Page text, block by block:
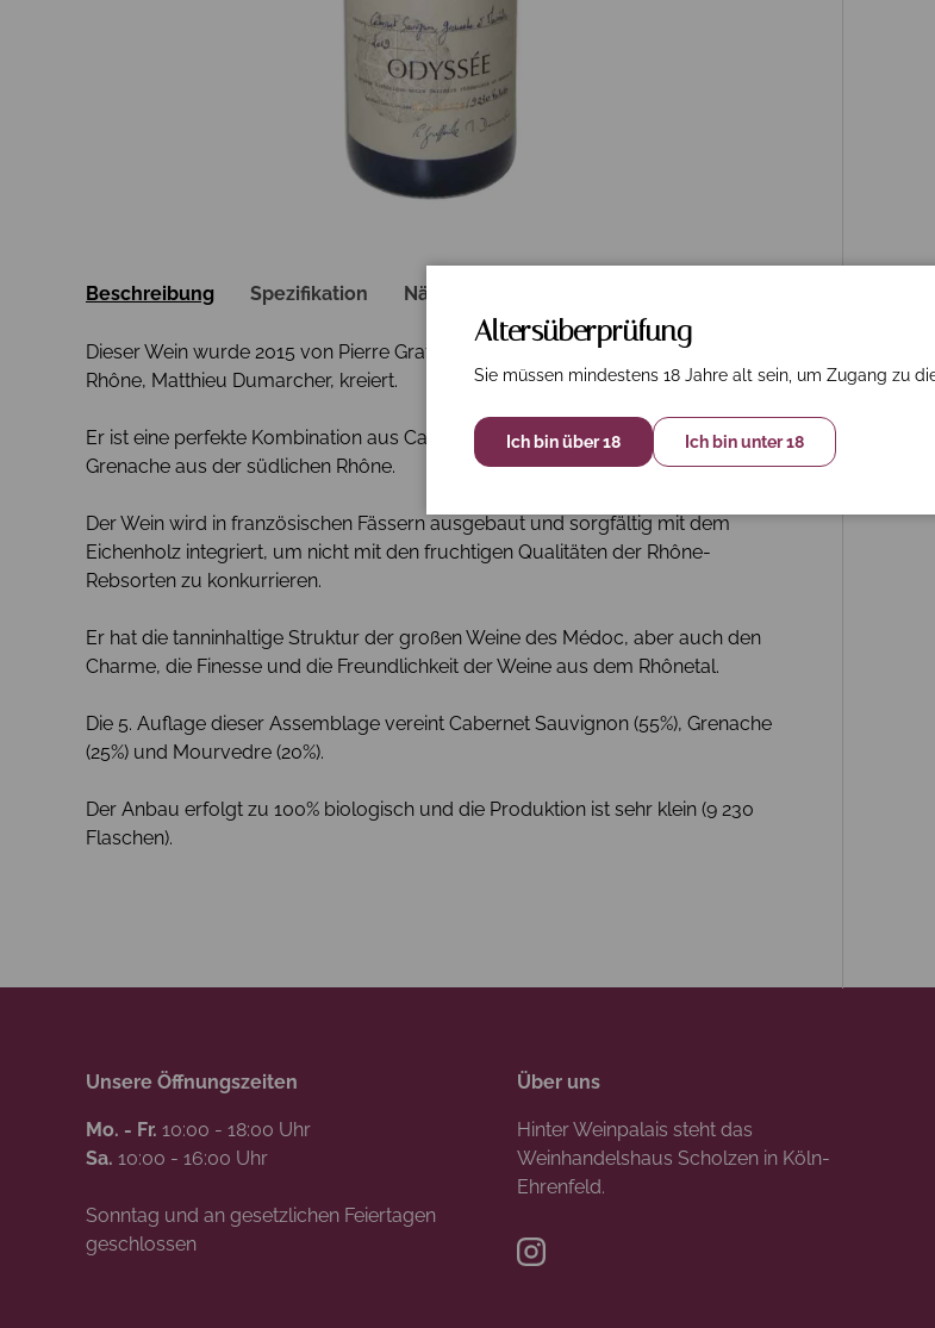
Beschreibung Spezifikation Nährwerte
Dieser Wein wurde 2015 von Pierre Graffeuille und seinem Freund aus der
Rhône, Matthieu Dumarcher, kreiert.
Er ist eine perfekte Kombination aus Cabernet Sauvignon aus dem Médoc und
Grenache aus der südlichen Rhône.
Der Wein wird in französischen Fässern ausgebaut und sorgfältig mit dem
Eichenholz integriert, um nicht mit den fruchtigen Qualitäten der Rhône-
Rebsorten zu konkurrieren.
Er hat die tanninhaltige Struktur der großen Weine des Médoc, aber auch den
Charme, die Finesse und die Freundlichkeit der Weine aus dem Rhônetal.
Die 5. Auflage dieser Assemblage vereint Cabernet Sauvignon (55%), Grenache
(25%) und Mourvedre (20%).
Der Anbau erfolgt zu 100% biologisch und die Produktion ist sehr klein (9 230
Flaschen).
Altersüberprüfung
Sie müssen mindestens 18 Jahre alt sein, um Zugang zu
Ich bin über 18 Ich bin unter 18
Unsere Öffnungszeiten
Mo. - Fr. 10:00 - 18:00 Uhr
Sa. 10:00 - 16:00 Uhr
Sonntag und an gesetzlichen Feiertagen
geschlossen
Über uns
Hinter Weinpalais steht das
Weinhandelshaus Scholzen in Köln-
Ehrenfeld.
Instagram